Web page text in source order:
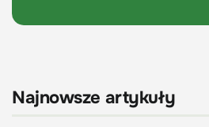
Najnowsze artykuły